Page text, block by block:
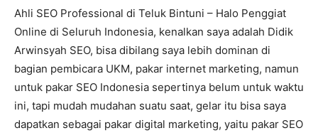
Ahli SEO Professional di Teluk Bintuni – Halo Penggiat
Online di Seluruh Indonesia, kenalkan saya adalah Didik
Arwinsyah SEO, bisa dibilang saya lebih dominan di
bagian pembicara UKM, pakar internet marketing, namun
untuk pakar SEO Indonesia sepertinya belum untuk waktu
ini, tapi mudah mudahan suatu saat, gelar itu bisa saya
dapatkan sebagai pakar digital marketing, yaitu pakar SEO